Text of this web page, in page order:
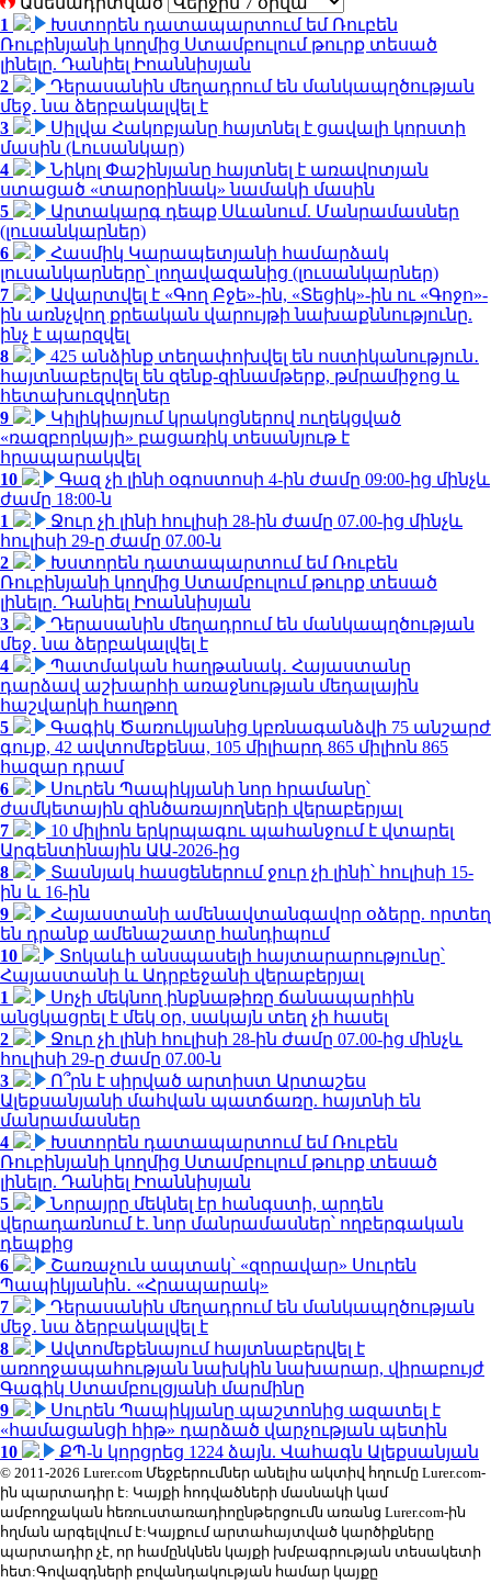
1
Խստորեն դատապարտում եմ Ռուբեն
Ռուբինյանի կողմից Ստամբուլում թուրք տեսած
լինելը. Դանիել Իոաննիսյան
2
Դերասանին մեղադրում են մանկապղծության
մեջ․ նա ձերբակալվել է
3
Սիլվա Հակոբյանը հայտնել է ցավալի կորստի
մասին (Լուսանկար)
4
Նիկոլ Փաշինյանը հայտնել է առավոտյան
ստացած «տարօրինակ» նամակի մասին
5
Արտակարգ դեպք Սևանում. Մանրամասներ
(լուսանկարներ)
6
Հասմիկ Կարապետյանի համարձակ
լուսանկարները՝ լողավազանից (լուսանկարներ)
7
Ավարտվել է «Գող Բջե»-ին, «Տեցիկ»-ին ու «Գոջո»-
ին առնչվող քրեական վարույթի նախաքննությունը.
ինչ է պարզվել
8
425 անձինք տեղափոխվել են ոստիկանություն․
հայտնաբերվել են զենք-զինամթերք, թմրամիջոց և
հետախուզվողներ
9
Կիլիկիայում կրակոցներով ուղեկցված
«ռազբորկայի» բացառիկ տեսանյութ է
հրապարակվել
10
Գազ չի լինի օգոստոսի 4-ին ժամը 09:00-ից մինչև
ժամը 18:00-ն
1
Ջուր չի լինի հուլիսի 28-ին ժամը 07.00-ից մինչև
հուլիսի 29-ը ժամը 07.00-ն
2
Խստորեն դատապարտում եմ Ռուբեն
Ռուբինյանի կողմից Ստամբուլում թուրք տեսած
լինելը. Դանիել Իոաննիսյան
3
Դերասանին մեղադրում են մանկապղծության
մեջ․ նա ձերբակալվել է
4
Պատմական հաղթանակ․ Հայաստանը
դարձավ աշխարհի առաջնության մեդալային
հաշվարկի հաղթող
5
Գագիկ Ծառուկյանից կբռնագանձվի 75 անշարժ
գույք, 42 ավտոմեքենա, 105 միլիարդ 865 միլիոն 865
հազար դրամ
6
Սուրեն Պապիկյանի նոր հրամանը՝
ժամկետային զինծառայողների վերաբերյալ
7
10 միլիոն երկրպագու պահանջում է վտարել
Արգենտինային ԱԱ-2026-ից
8
Տասնյակ հասցեներում ջուր չի լինի՝ հուլիսի 15-
ին և 16-ին
9
Հայաստանի ամենավտանգավոր օձերը. որտեղ
են դրանք ամենաշատը հանդիպում
10
Տոկաևի անսպասելի հայտարարությունը՝
Հայաստանի և Ադրբեջանի վերաբերյալ
1
Սոչի մեկնող ինքնաթիռը ճանապարհին
անցկացրել է մեկ օր, սակայն տեղ չի հասել
2
Ջուր չի լինի հուլիսի 28-ին ժամը 07.00-ից մինչև
հուլիսի 29-ը ժամը 07.00-ն
3
Ո՞րն է սիրված արտիստ Արտաշես
Ալեքսանյանի մահվան պատճառը. հայտնի են
մանրամասներ
4
Խստորեն դատապարտում եմ Ռուբեն
Ռուբինյանի կողմից Ստամբուլում թուրք տեսած
լինելը. Դանիել Իոաննիսյան
5
Նորայրը մեկնել էր հանգստի, արդեն
վերադառնում է. նոր մանրամասներ՝ ողբերգական
դեպքից
6
Շառաչուն ապտակ՝ «զորավար» Սուրեն
Պապիկյանին․ «Հրապարակ»
7
Դերասանին մեղադրում են մանկապղծության
մեջ․ նա ձերբակալվել է
8
Ավտոմեքենայում հայտնաբերվել է
առողջապահության նախկին նախարար, վիրաբույժ
Գագիկ Ստամբուլցյանի մարմինը
9
Սուրեն Պապիկյանը պաշտոնից ազատել է
«համացանցի հիթ» դարձած վարչության պետին
10
ՔՊ-ն կորցրեց 1224 ձայն. Վահագն Ալեքսանյան
© 2011-2026 Lurer.com Մեջբերումներ անելիս ակտիվ հղումը Lurer.com-
ին պարտադիր է: Կայքի հոդվածների մասնակի կամ
ամբողջական հեռուստառադիոընթերցումն առանց Lurer.com-ին
հղման արգելվում է:Կայքում արտահայտված կարծիքները
պարտադիր չէ, որ համընկնեն կայքի խմբագրության տեսակետի
հետ:Գովազդների բովանդակության համար կայքը